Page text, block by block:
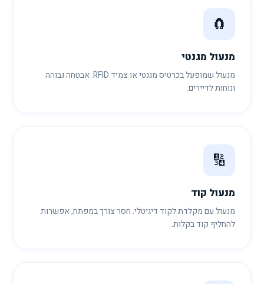
🧲
מנעול מגנטי
מנעול שמופעל בכרטיס מגנטי או צמיד RFID. אבטחה גבוהה
ונוחות לדיירים.
🔢
מנעול קוד
מנעול עם מקלדת לקוד דיגיטלי. חסר צורך במפתח, אפשרות
להחליף קוד בקלות.